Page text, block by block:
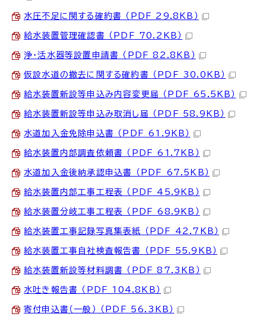
水圧不足に関する確約書 （PDF 29.8KB）
給水装置管理確認書 （PDF 70.2KB）
浄・活水器等設置申請書 （PDF 82.8KB）
仮設水道の撤去に関する確約書 （PDF 30.0KB）
給水装置新設等申込み内容変更届 （PDF 65.5KB）
給水装置新設等申込み取消し届 （PDF 58.9KB）
水道加入金免除申込書 （PDF 61.9KB）
給水装置内部調査依頼書 （PDF 61.7KB）
水道加入金後納承認申込書 （PDF 67.5KB）
給水装置内部工事工程表 （PDF 45.9KB）
給水装置分岐工事工程表 （PDF 68.9KB）
給水装置工事記録写真集表紙 （PDF 42.7KB）
給水装置工事自社検査報告書 （PDF 55.9KB）
給水装置新設等材料調書 （PDF 87.3KB）
水吐き報告書 （PDF 104.8KB）
寄付申込書（一般） （PDF 56.3KB）